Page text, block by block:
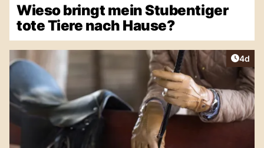
Wieso bringt mein Stubentiger
tote Tiere nach Hause?
4d